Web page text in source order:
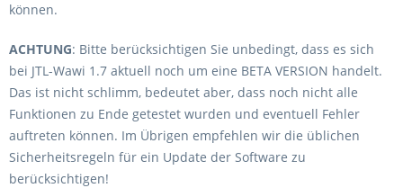
können.
ACHTUNG: Bitte berücksichtigen Sie unbedingt, dass es sich
bei JTL-Wawi 1.7 aktuell noch um eine BETA VERSION handelt.
Das ist nicht schlimm, bedeutet aber, dass noch nicht alle
Funktionen zu Ende getestet wurden und eventuell Fehler
auftreten können. Im Übrigen empfehlen wir die üblichen
Sicherheitsregeln für ein Update der Software zu
berücksichtigen!